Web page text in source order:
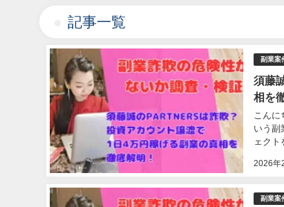
記事一覧
副業案
須藤
相を
2026年
こん
いう副
ェクト
副業案